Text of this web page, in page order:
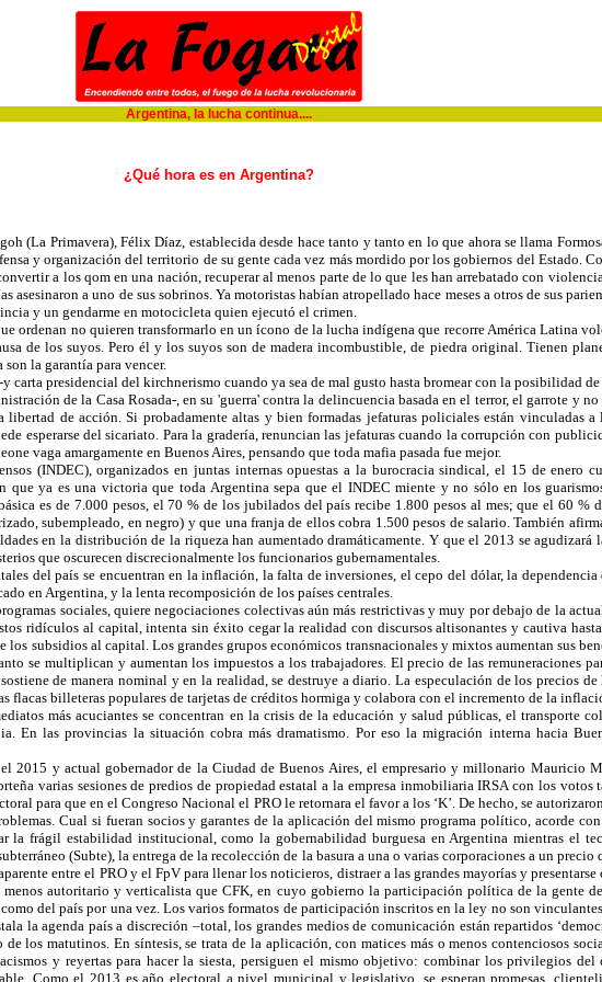
Argentina, la lucha continua....
¿Qué hora es en Argentina?
(La Primavera), Félix Díaz, establecida desde hace tanto y tanto en lo que ahora se llama
y organización del territorio de su gente cada vez más mordido por los gobiernos del Estado.
a los qom en una nación, recuperar al menos parte de lo que les han arrebatado con
a uno de sus sobrinos. Ya motoristas habían atropellado hace meses a otros de sus
y un gendarme en motocicleta quien ejecutó el crimen.
ordenan no quieren transformarlo en un ícono de la lucha indígena que recorre América Latina
de los suyos. Pero él y los suyos son de madera incombustible, de piedra original. Tienen
la garantía para vencer.
presidencial del kirchnerismo cuando ya sea de mal gusto hasta bromear con la posibilidad
de la Casa Rosada-, en su 'guerra' contra la delincuencia basada en el terror, el garrote y
de acción. Si probadamente altas y bien formadas jefaturas policiales están vinculadas
esperarse del sicariato. Para la gradería, renuncian las jefaturas cuando la corrupción con
vaga amargamente en Buenos Aires, pensando que toda mafia pasada fue mejor.
(INDEC), organizados en juntas internas opuestas a la burocracia sindical, el 15 de enero
que ya es una victoria que toda Argentina sepa que el INDEC miente y no sólo en los
es de 7.000 pesos, el 70 % de los jubilados del país recibe 1.800 pesos al mes; que el 60 %
subempleado, en negro) y que una franja de ellos cobra 1.500 pesos de salario. También
en la distribución de la riqueza han aumentado dramáticamente. Y que el 2013 se agudizará
que oscurecen discrecionalmente los funcionarios gubernamentales.
del país se encuentran en la inflación, la falta de inversiones, el cepo del dólar, la dependencia
en Argentina, y la lenta recomposición de los países centrales.
sociales, quiere negociaciones colectivas aún más restrictivas y muy por debajo de la
ridículos al capital, intenta sin éxito cegar la realidad con discursos altisonantes y cautiva
subsidios al capital. Los grandes grupos económicos transnacionales y mixtos aumentan sus
se multiplican y aumentan los impuestos a los trabajadores. El precio de las remuneraciones
de manera nominal y en la realidad, se destruye a diario. La especulación de los precios
flacas billeteras populares de tarjetas de créditos hormiga y colabora con el incremento de la
más acuciantes se concentran en la crisis de la educación y salud públicas, el transporte
En las provincias la situación cobra más dramatismo. Por eso la migración interna hacia
2015 y actual gobernador de la Ciudad de Buenos Aires, el empresario y millonario Mauricio
varias sesiones de predios de propiedad estatal a la empresa inmobiliaria IRSA con los votos
para que en el Congreso Nacional el PRO le retornara el favor a los ‘K’. De hecho, se
Cual si fueran socios y garantes de la aplicación del mismo programa político, acorde
la frágil estabilidad institucional, como la gobernabilidad burguesa en Argentina mientras el
(Subte), la entrega de la recolección de la basura a una o varias corporaciones a un
entre el PRO y el FpV para llenar los noticieros, distraer a las grandes mayorías y
autoritario y verticalista que CFK, en cuyo gobierno la participación política de la gente de
del país por una vez. Los varios formatos de participación inscritos en la ley no son
la agenda país a discreción –total, los grandes medios de comunicación están repartidos
los matutinos. En síntesis, se trata de la aplicación, con matices más o menos contenciosos
y reyertas para hacer la siesta, persiguen el mismo objetivo: combinar los privilegios
Como el 2013 es año electoral a nivel municipal y legislativo, se esperan promesas,